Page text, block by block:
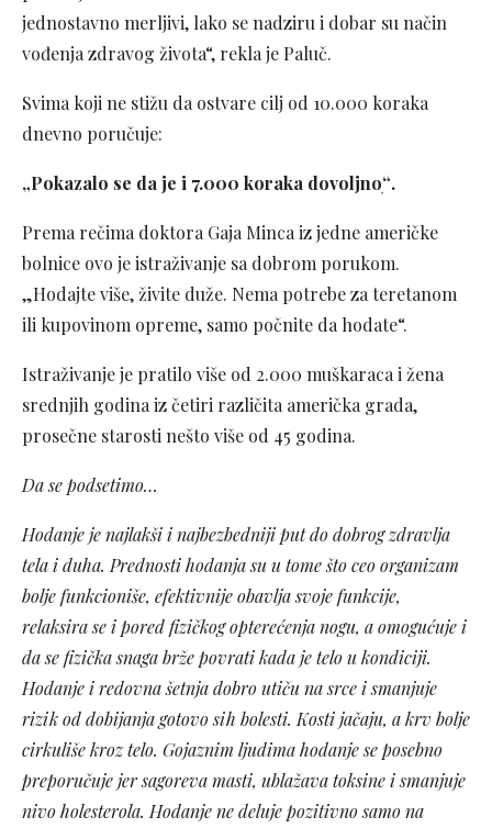
jednostavno merljivi, lako se nadziru i dobar su način
vođenja zdravog života“, rekla je Paluč.
Svima koji ne stižu da ostvare cilj od 10.000 koraka
dnevno poručuje:
„Pokazalo se da je i 7.000 koraka dovoljnoׅ“.
Prema rečima doktora Gaja Minca iz jedne američke
bolnice ovo je istraživanje sa dobrom porukom.
„Hodajte više, živite duže. Nema potrebe za teretanom
ili kupovinom opreme, samo počnite da hodate“.
Istraživanje je pratilo više od 2.000 muškaraca i žena
srednjih godina iz četiri različita američka grada,
prosečne starosti nešto više od 45 godina.
Da se podsetimo…
Hodanje je najlakši i najbezbedniji put do dobrog zdravlja
tela i duha. Prednosti hodanja su u tome što ceo organizam
bolje funkcioniše, efektivnije obavlja svoje funkcije,
relaksira se i pored fizičkog opterećenja nogu, a omogućuje i
da se fizička snaga brže povrati kada je telo u kondiciji.
Hodanje i redovna šetnja dobro utiču na srce i smanjuje
rizik od dobijanja gotovo sih bolesti. Kosti jačaju, a krv bolje
cirkuliše kroz telo. Gojaznim ljudima hodanje se posebno
preporučuje jer sagoreva masti, ublažava toksine i smanjuje
nivo holesterola. Hodanje ne deluje pozitivno samo na